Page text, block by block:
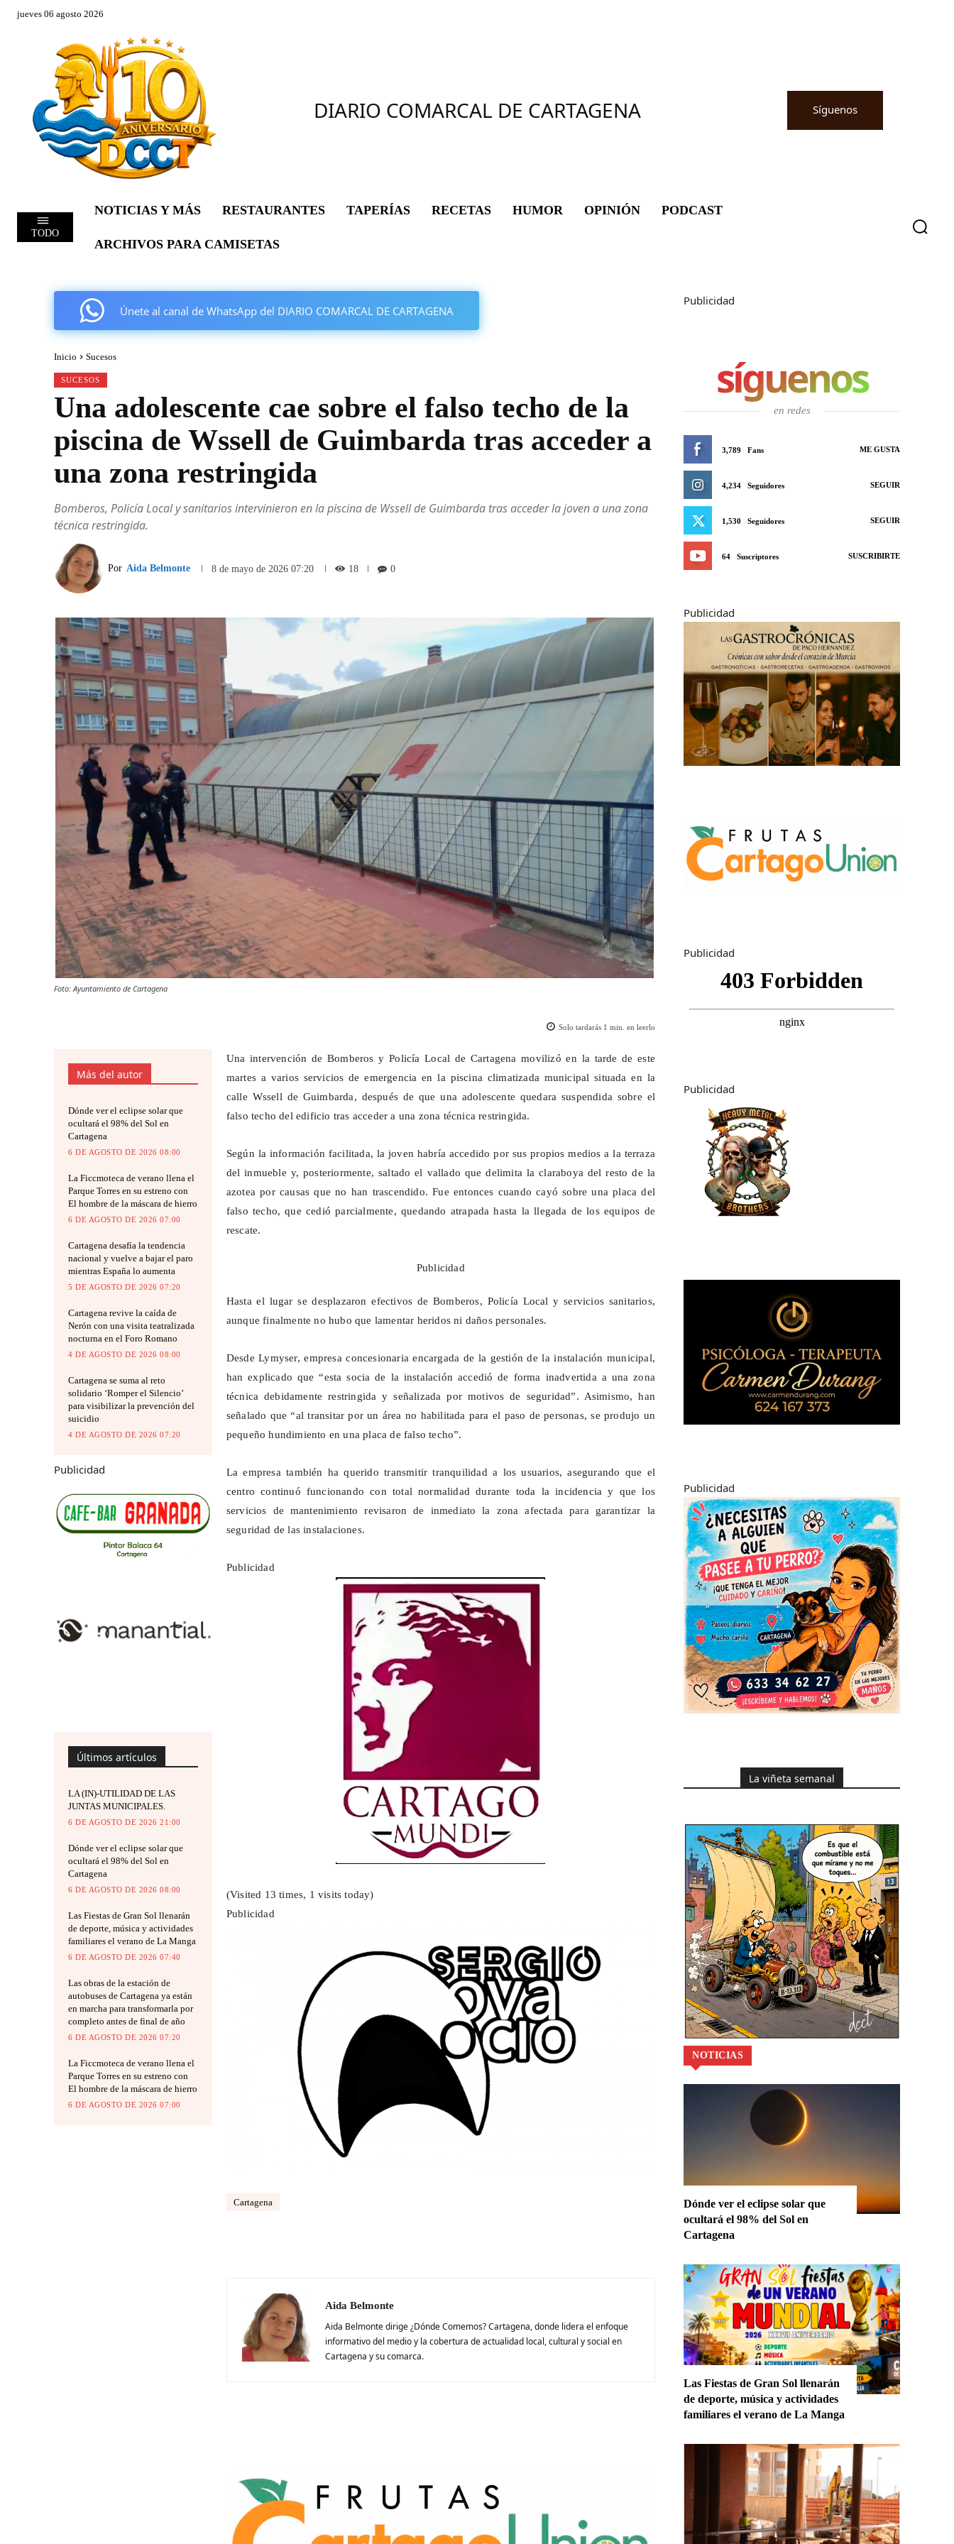
jueves 06 agosto 2026
DIARIO COMARCAL DE CARTAGENA Síguenos
TODO
NOTICIAS Y MÁS RESTAURANTES TAPERÍAS RECETAS HUMOR OPINIÓN PODCAST
ARCHIVOS PARA CAMISETAS
Únete al canal de WhatsApp del DIARIO COMARCAL DE CARTAGENA
Inicio Sucesos
SUCESOS
Una adolescente cae sobre el falso techo de la
piscina de Wssell de Guimbarda tras acceder a
una zona restringida
Bomberos, Policía Local y sanitarios intervinieron en la piscina de Wssell de Guimbarda tras acceder la joven a una zona
técnica restringida.
Por Aida Belmonte 8 de mayo de 2026 07:20 18 0
Foto: Ayuntamiento de Cartagena
Solo tardarás 1 min. en leerlo
Más del autor
Dónde ver el eclipse solar que
ocultará el 98% del Sol en
Cartagena
6 DE AGOSTO DE 2026 08:00
La Ficcmoteca de verano llena el
Parque Torres en su estreno con
El hombre de la máscara de hierro
6 DE AGOSTO DE 2026 07:00
Cartagena desafía la tendencia
nacional y vuelve a bajar el paro
mientras España lo aumenta
5 DE AGOSTO DE 2026 07:20
Cartagena revive la caída de
Nerón con una visita teatralizada
nocturna en el Foro Romano
4 DE AGOSTO DE 2026 08:00
Cartagena se suma al reto
solidario ‘Romper el Silencio’
para visibilizar la prevención del
suicidio
4 DE AGOSTO DE 2026 07:20
Publicidad
Últimos artículos
LA (IN)-UTILIDAD DE LAS
JUNTAS MUNICIPALES.
6 DE AGOSTO DE 2026 21:00
Dónde ver el eclipse solar que
ocultará el 98% del Sol en
Cartagena
6 DE AGOSTO DE 2026 08:00
Las Fiestas de Gran Sol llenarán
de deporte, música y actividades
familiares el verano de La Manga
6 DE AGOSTO DE 2026 07:40
Las obras de la estación de
autobuses de Cartagena ya están
en marcha para transformarla por
completo antes de final de año
6 DE AGOSTO DE 2026 07:20
La Ficcmoteca de verano llena el
Parque Torres en su estreno con
El hombre de la máscara de hierro
6 DE AGOSTO DE 2026 07:00
Una intervención de Bomberos y Policía Local de Cartagena movilizó en la tarde de este
martes a varios servicios de emergencia en la piscina climatizada municipal situada en la
calle Wssellde Guimbarda, después de que una adolescente quedara suspendida sobre el
falso techo del edificio tras acceder a una zona técnica restringida.
Según la información facilitada, la joven habría accedido por sus propios medios a la terraza
del inmueble y, posteriormente, saltado el vallado que delimita la claraboya del resto de la
azotea por causas que no han trascendido. Fue entonces cuando cayó sobre una placa del
falso techo, que cedió parcialmente, quedando atrapada hasta la llegada de los equipos de
rescate.
Publicidad
Hasta el lugar se desplazaron efectivos de Bomberos, Policía Local y servicios sanitarios,
aunque finalmente no hubo que lamentar heridos ni daños personales.
DesdeLymyser, empresa concesionaria encargada de la gestión de la instalación municipal,
han explicado que “esta socia de la instalación accedió de forma inadvertida a una zona
técnica debidamente restringida y señalizada por motivos de seguridad”. Asimismo, han
señalado que “al transitar por un área no habilitada para el paso de personas, se produjo un
pequeño hundimiento en una placa de falso techo”.
La empresa también ha querido transmitir tranquilidad a los usuarios, asegurando que el
centro continuó funcionando con total normalidad durante toda la incidencia y que los
servicios de mantenimiento revisaron de inmediato la zona afectada para garantizar la
seguridad de las instalaciones.
Publicidad
(Visited 13 times, 1 visits today)
Publicidad
Cartagena
Aida Belmonte
Aida Belmonte dirige ¿Dónde Comemos? Cartagena, donde lidera el enfoque
informativo del medio y la cobertura de actualidad local, cultural y social en
Cartagena y su comarca.
Publicidad
síguenos
en redes
3,789 Fans ME GUSTA
4,234 Seguidores SEGUIR
1,530 Seguidores SEGUIR
64 Suscriptores SUSCRIBIRTE
Publicidad
Publicidad
Publicidad
Publicidad
La viñeta semanal
NOTICIAS
Dónde ver el eclipse solar que
ocultará el 98% del Sol en
Cartagena
Las Fiestas de Gran Sol llenarán
de deporte, música y actividades
familiares el verano de La Manga